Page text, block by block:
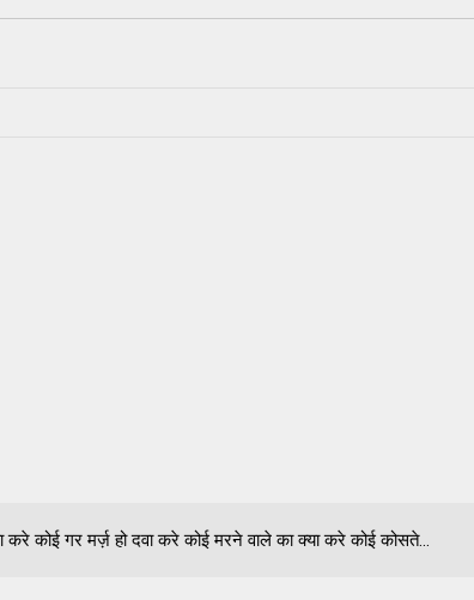
कोई गर मर्ज़ हो दवा करे कोई मरने वाले का क्या करे कोई कोसते...